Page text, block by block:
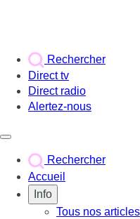
Rechercher
Direct tv
Direct radio
Alertez-nous
Rechercher
Accueil
Info
Tous nos articles